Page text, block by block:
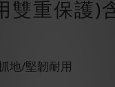
雙重保護)
地/堅韌耐用